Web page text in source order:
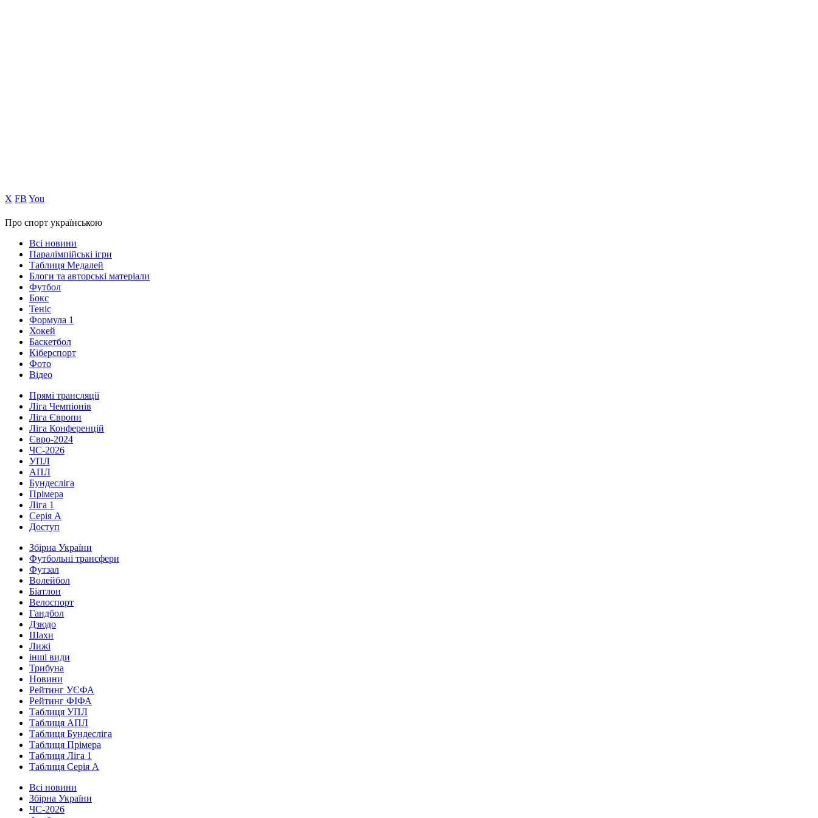
Х FB You
Про спорт українською
Всі новини
Паралімпійські ігри
Таблиця Медалей
Блоги та авторські матеріали
Футбол
Бокс
Теніс
Формула 1
Хокей
Баскетбол
Кіберспорт
Фото
Відео
Прямі трансляції
Ліга Чемпіонів
Ліга Європи
Ліга Конференцій
Євро-2024
ЧС-2026
УПЛ
АПЛ
Бундесліга
Прімера
Ліга 1
Серія А
Доступ
Збірна України
Футбольні трансфери
Футзал
Волейбол
Біатлон
Велоспорт
Гандбол
Дзюдо
Шахи
Лижі
інші види
Трибуна
Новини
Рейтинг УЄФА
Рейтинг ФІФА
Таблиця УПЛ
Таблиця АПЛ
Таблиця Бундесліга
Таблиця Прімера
Таблиця Ліга 1
Таблиця Серія А
Всі новини
Збірна України
ЧС-2026